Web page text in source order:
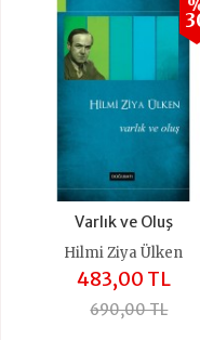
Varlık ve Oluş
Hilmi Ziya Ülken
483,00 TL
690,00 TL